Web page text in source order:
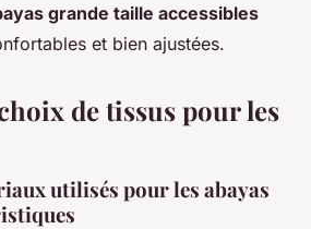
grande taille accessibles
et bien ajustées.
de tissus pour les
utilisés pour les abayas